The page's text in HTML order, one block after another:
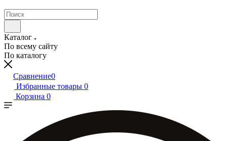
Каталог
По всему сайту
По каталогу
Сравнение0
Избранные товары 0
Корзина 0